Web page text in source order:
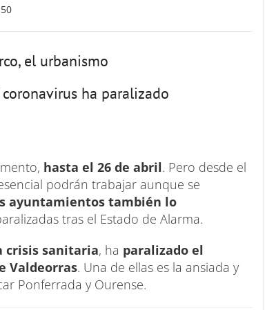
el urbanismo
ha paralizado
hasta el 26 de abril. Pero desde el
podrán trabajar aunque se
ayuntamientos también lo
tras el Estado de Alarma.
crisis sanitaria, ha paralizado el
Valdeorras. Una de ellas es la ansiada y
Ponferrada y Ourense.